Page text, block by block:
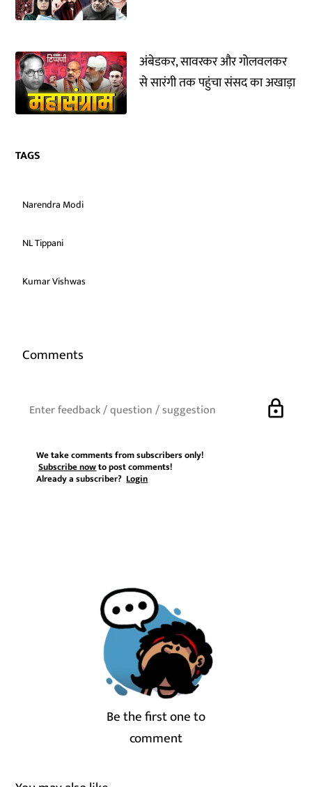
अंबेडकर, सावरकर और गोलवलकर
से सारंगी तक पहुंचा संसद का अखाड़ा
TAGS
Narendra Modi
NL Tippani
Kumar Vishwas
Comments
lock
We take comments from subscribers only!
Subscribe nowto post comments!
Already a subscriber?Login
Be the first one to
comment